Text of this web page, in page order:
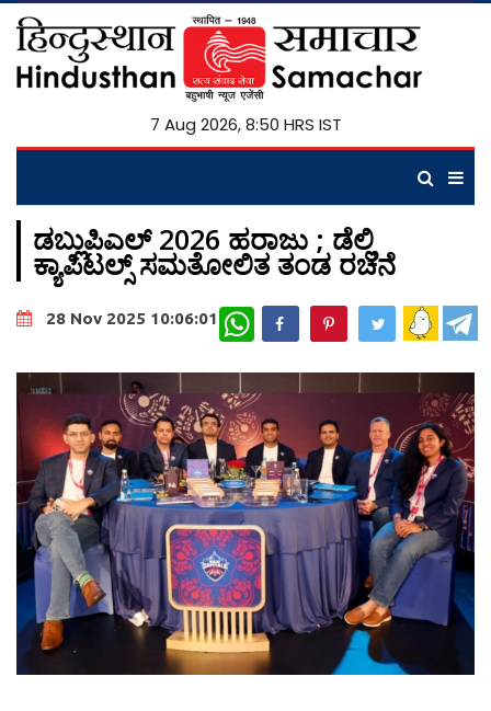
7 Aug 2026, 8:50 HRS IST
ಡಬ್ಲುಪಿಎಲ್ 2026 ಹರಾಜು ; ಡೆಲ್ಲಿ
ಕ್ಯಾಪಿಟಲ್ಸ್ ಸಮತೋಲಿತ ತಂಡ ರಚನೆ
28 Nov 2025 10:06:01 WhatsApp